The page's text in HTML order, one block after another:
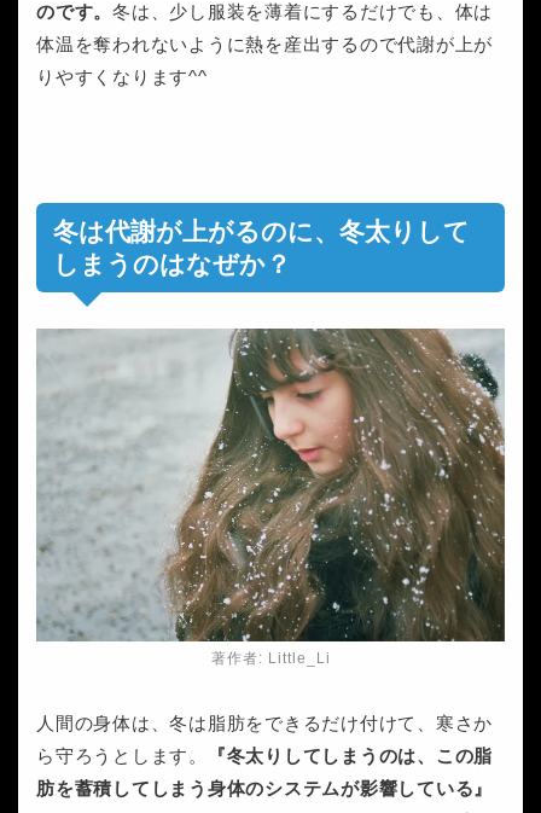
のです。冬は、少し服装を薄着にするだけでも、体は
体温を奪われないように熱を産出するので代謝が上が
りやすくなります^^
冬は代謝が上がるのに、冬太りして
しまうのはなぜか？
著作者: Little_Li
人間の身体は、冬は脂肪をできるだけ付けて、寒さか
ら守ろうとします。
『冬太りしてしまうのは、この脂
肪を蓄積してしまう身体のシステムが影響している』